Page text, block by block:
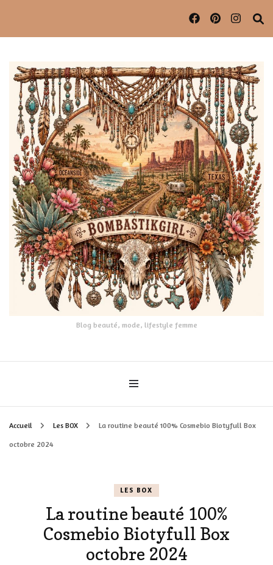
Blog beauté, mode, lifestyle femme
Accueil Les BOX La routine beauté 100% Cosmebio Biotyfull Box
octobre 2024
LES BOX
La routine beauté 100%
Cosmebio Biotyfull Box
octobre 2024